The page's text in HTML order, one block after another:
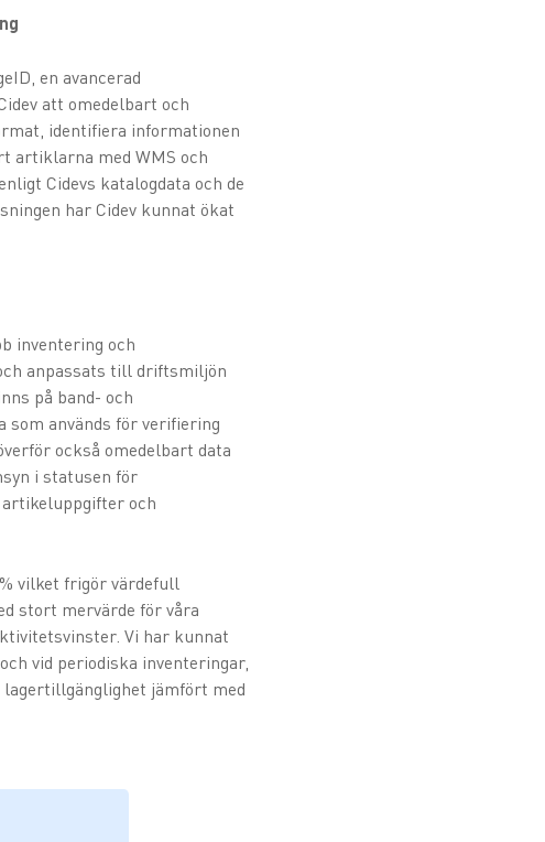
en avancerad
att omedelbart och
identifiera informationen
artiklarna med WMS och
Cidevs katalogdata och de
har Cidev kunnat ökat
inventering och
anpassats till driftsmiljön
på band- och
som används för verifiering
också omedelbart data
i statusen för
och
vilket frigör värdefull
stort mervärde för våra
Vi har kunnat
vid periodiska inventeringar,
jämfört med